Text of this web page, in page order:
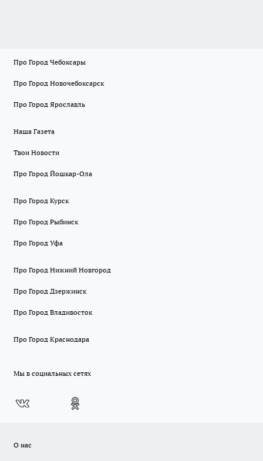
Про Город Чебоксары
Про Город Новочебоксарск
Про Город Ярославль
Наша Газета
Твои Новости
Про Город Йошкар-Ола
Про Город Курск
Про Город Рыбинск
Про Город Уфа
Про Город Нижний Новгород
Про Город Дзержинск
Про Город Владивосток
Про Город Краснодара
Мы в социальных сетях
О нас